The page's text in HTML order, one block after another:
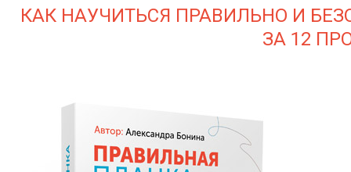
КАК НАУЧИТЬСЯ ПРАВИЛЬНО И
ЗА 12